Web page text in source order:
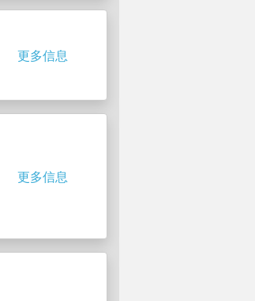
更多信息
更多信息